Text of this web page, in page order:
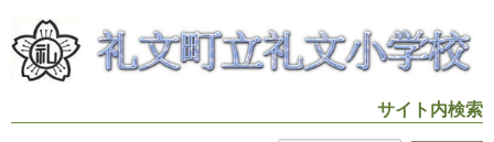
サイト内検索